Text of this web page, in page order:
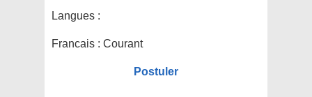
Langues :
Francais : Courant
Postuler